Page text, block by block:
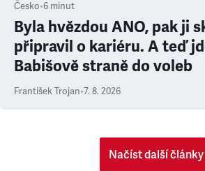
Česko•6 minut
Byla hvězdou ANO, pak ji
připravil o kariéru. A teď
Babišově straně do voleb
František Trojan•7. 8. 2026
Načíst další články